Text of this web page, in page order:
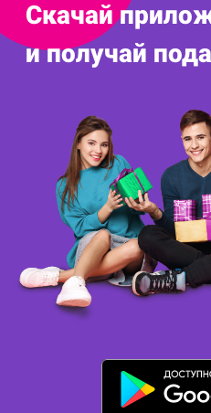
Скачай
и получай